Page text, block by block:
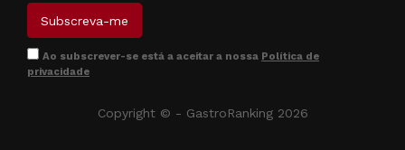
Ao subscrever-se está a aceitar a nossa Política de
privacidade
Copyright © - GastroRanking 2026